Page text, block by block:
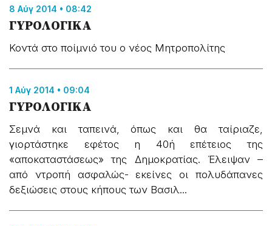
8 Αύγ 2014 • 08:42
ΓΥΡΟΛΟΓΙΚΑ
Κοντά στο ποίμνιό του ο νέος Μητροπολίτης
1 Αύγ 2014 • 09:04
ΓΥΡΟΛΟΓΙΚΑ
Σεμνά και ταπεινά, όπως και θα ταίριαζε,
γιορτάστηκε εφέτος η 40ή επέτειος της
«αποκαταστάσεως» της Δημοκρατίας. Έλειψαν –
από ντροπή ασφαλώς- εκείνες οι πολυδάπανες
δεξιώσεις στους κήπους των Βασιλ...